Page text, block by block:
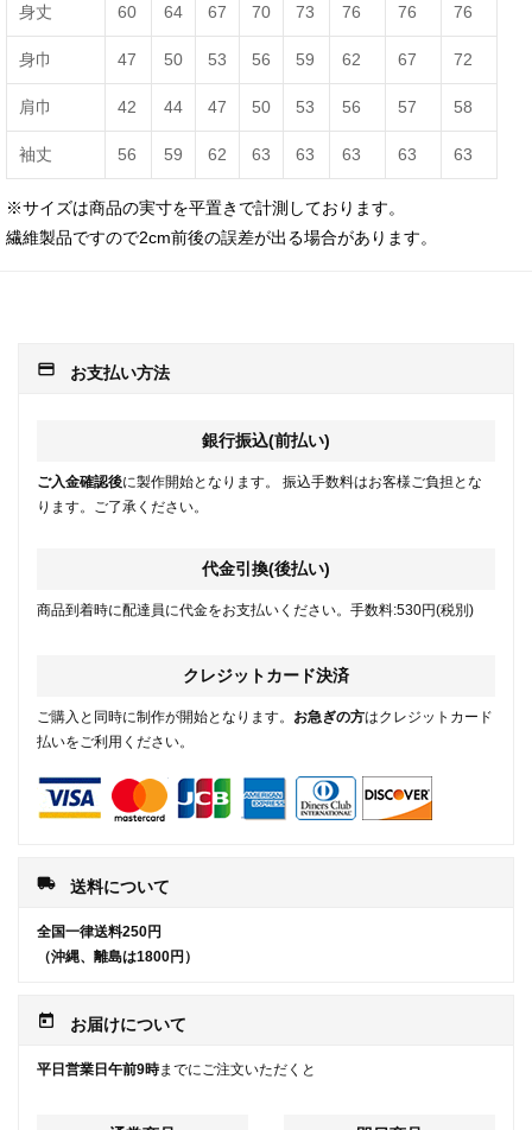
身丈 60 64 67 70 73 76 76 76
身巾 47 50 53 56 59 62 67 72
肩巾 42 44 47 50 53 56 57 58
袖丈 56 59 62 63 63 63 63 63
※サイズは商品の実寸を平置きで計測しております。
繊維製品ですので2cm前後の誤差が出る場合があります。
payment お支払い方法
銀行振込(前払い)
ご入金確認後に製作開始となります。 振込手数料はお客様ご負担とな
ります。ご了承ください。
代金引換(後払い)
商品到着時に配達員に代金をお支払いください。手数料:530円(税別)
クレジットカード決済
ご購入と同時に制作が開始となります。 お急ぎの方はクレジットカード
払いをご利用ください。
local_shipping 送料について
全国一律送料250円
（沖縄、離島は1800円）
today お届けについて
平日営業日午前9時までにご注文いただくと